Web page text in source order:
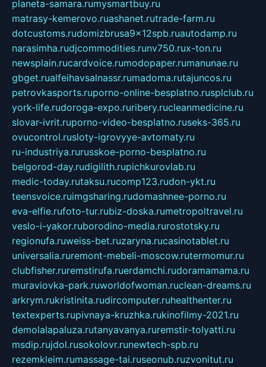
planeta-samara.rumysmartbuy.ru
matrasy-kemerovo.ruashanet.rutrade-farm.ru
dotcustoms.rudomizbrusa9x12spb.ruautodamp.ru
narasimha.rudjcommodities.runv750.rux-ton.ru
newsplain.rucardvoice.rumodopaper.rumanunae.ru
gbget.rualfeihavsalnassr.rumadoma.rutajuncos.ru
petrovkasports.ruporno-online-besplatno.rusplclub.ru
york-life.rudoroga-expo.ruribery.rucleanmedicine.ru
slovar-ivrit.ruporno-video-besplatno.ruseks-365.ru
ovucontrol.rusloty-igrovyye-avtomaty.ru
ru-industriya.rurusskoe-porno-besplatno.ru
belgorod-day.rudigilith.rupichkurovlab.ru
medic-today.rutaksu.rucomp123.rudon-ykt.ru
teensvoice.ruimgsharing.rudomashnee-porno.ru
eva-elfie.rufoto-tur.rubiz-doska.rumetropoltravel.ru
veslo-i-yakor.ruborodino-media.rurostotsky.ru
regionufa.ruweiss-bet.ruzaryna.rucasinotablet.ru
universalia.ruremont-mebeli-moscow.rutermomur.ru
clubfisher.ruremstirufa.ruerdamchi.rudoramamama.ru
muraviovka-park.ruworldofwoman.ruclean-dreams.ru
arkrym.rukristinita.rudircomputer.ruhealthenter.ru
textexperts.rupivnaya-kruzhka.rukinofilmy-2021.ru
demolalapaluza.rutanyavanya.ruremstir-tolyatti.ru
msdip.rujdol.rusokolovr.runewtech-spb.ru
rezemkleim.rumassage-tai.ruseonub.ruzvonitut.ru